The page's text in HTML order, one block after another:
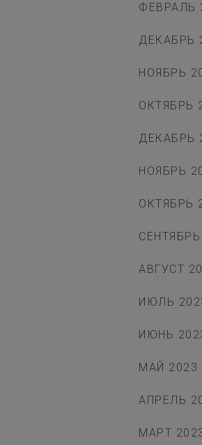
ФЕВРАЛЬ
ДЕКАБРЬ
НОЯБРЬ
ОКТЯБРЬ
ДЕКАБРЬ
НОЯБРЬ
ОКТЯБРЬ
СЕНТЯБРЬ
АВГУСТ
ИЮЛЬ
ИЮНЬ
МАЙ 2023
АПРЕЛЬ
МАРТ